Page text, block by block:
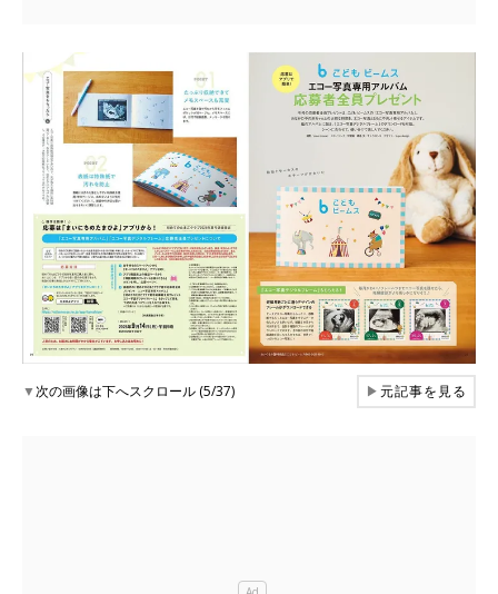
▼次の画像は下へスクロール (5/37) ▶元記事を見る